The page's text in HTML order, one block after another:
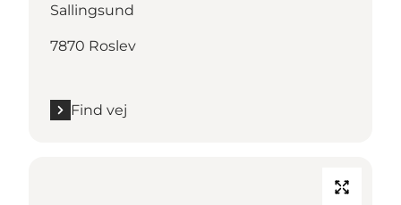
Sallingsund
7870 Roslev
Find vej